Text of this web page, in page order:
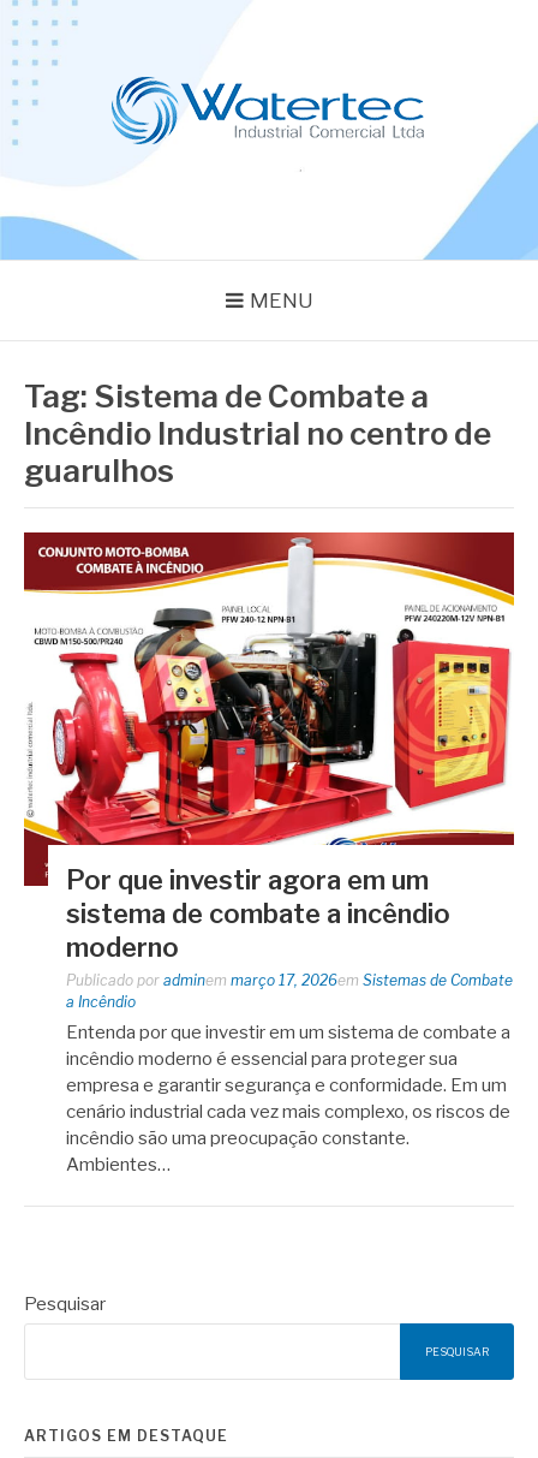
Pular
para
conteúdo
MENU
Tag: Sistema de Combate a
Incêndio Industrial no centro de
guarulhos
Por que investir agora em um
sistema de combate a incêndio
moderno
Publicado por adminem março 17, 2026em Sistemas de Combate
a Incêndio
Entenda por que investir em um sistema de combate a
incêndio moderno é essencial para proteger sua
empresa e garantir segurança e conformidade. Em um
cenário industrial cada vez mais complexo, os riscos de
incêndio são uma preocupação constante.
Ambientes…
Pesquisar
PESQUISAR
ARTIGOS EM DESTAQUE